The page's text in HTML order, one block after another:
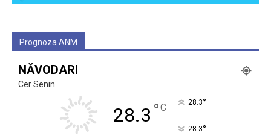
Prognoza ANM
NĂVODARI
Cer Senin
28.3 °C 28.3°
28.3°